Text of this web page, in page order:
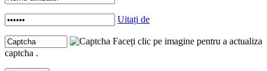
Uitați de
Faceți clic pe imagine pentru a actualiza
captcha .